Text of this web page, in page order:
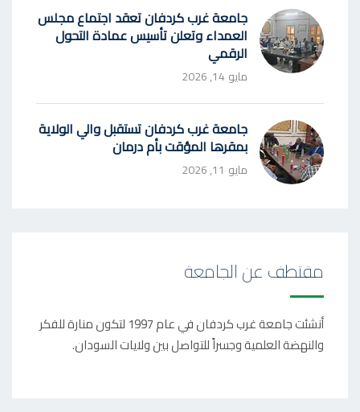
جامعة غرب كردفان تعقد اجتماع مجلس
العمداء وتعلن تأسيس عمادة التحول
الرقمي
مايو 14, 2026
جامعة غرب كردفان تستقبل والي الولاية
بمقرها المؤقت بأم درمان
مايو 11, 2026
مقتطف عن الجامعة
أنشئت جامعة غرب كردفان في عام 1997 لتكون منارة للفكر
والنهضة العلمية وجسراً للتواصل بين ولايات السودان.